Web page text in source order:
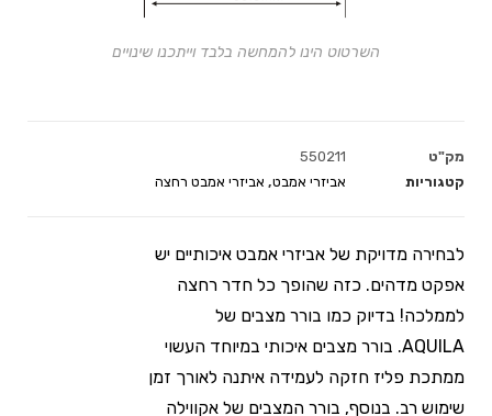
מק"ט
550211
קטגוריות
אביזרי אמבט, אביזרי אמבט רחצה
לבחירה מדויקת של אביזרי אמבט איכותיים יש
אפקט מדהים. כזה שהופך כל חדר רחצה
לממלכה! בדיוק כמו בורר מצבים של
AQUILA. בורר מצבים איכותי במיוחד העשוי
ממתכת פליז חזקה לעמידה איתנה לאורך זמן
שימוש רב. בנוסף, בורר המצבים של אקווילה
השרטוט הינו להמחשה בלבד וייתכנו שינויים